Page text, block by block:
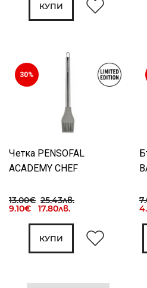
КУПИ
30%
Четка PENSOFAL
ACADEMY CHEF
13.00€ 25.43лв.
9.10€ 17.80лв.
КУПИ